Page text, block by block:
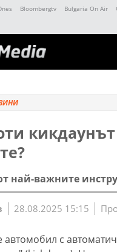
Bloombergtv Bulgaria On Air
най-важните
28.08.2025 15:15
с